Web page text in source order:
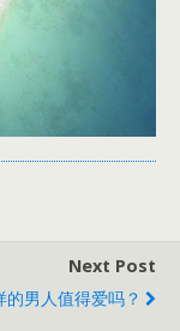
Next Post
的男人值得爱吗？